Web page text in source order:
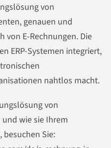
von
genauen und
von E-Rechnungen. Die
ERP-Systemen integriert,
nahtlos macht.
von
wie sie Ihrem
Sie: